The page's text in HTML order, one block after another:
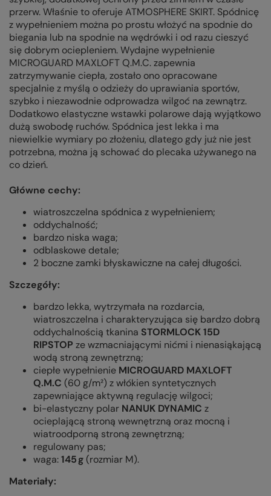
przerw. Właśnie to oferuje ATMOSPHERE SKIRT. Spódnicę
z wypełnieniem można po prostu włożyć na spodnie do
biegania lub na spodnie na wędrówki i od razu cieszyć
się dobrym ociepleniem. Wydajne wypełnienie
MICROGUARD MAXLOFT Q.M.C. zapewnia
zatrzymywanie ciepła, zostało ono opracowane
specjalnie z myślą o odzieży do uprawiania sportów,
szybko i niezawodnie odprowadza wilgoć na zewnątrz.
Dodatkowo elastyczne wstawki polarowe dają wyjątkowo
dużą swobodę ruchów. Spódnica jest lekka i ma
niewielkie wymiary po złożeniu, dlatego gdy już nie jest
potrzebna, można ją schować do plecaka używanego na
co dzień.
Główne cechy:
wiatroszczelna spódnica z wypełnieniem;
oddychalność;
bardzo niska waga;
odblaskowe detale;
2 boczne zamki błyskawiczne na całej długości.
Szczegóły:
bardzo lekka, wytrzymała na rozdarcia,
wiatroszczelna i charakteryzująca się bardzo dobrą
oddychalnością tkanina STORMLOCK 15D
RIPSTOP ze wzmacniającymi nićmi i nienasiąkającą
wodą stroną zewnętrzną;
ciepłe wypełnienie MICROGUARD MAXLOFT
Q.M.C (60 g/m²) z włókien syntetycznych
zapewniające aktywną regulację wilgoci;
bi-elastyczny polar NANUK DYNAMIC z
ocieplającą stroną wewnętrzną oraz mocną i
wiatroodporną stroną zewnętrzną;
regulowany pas;
waga:145 g(rozmiar M).
Materiały: